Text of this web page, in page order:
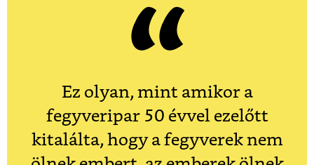
Ez olyan, mint amikor a
fegyveripar 50 évvel ezelőtt
kitalálta, hogy a fegyverek nem